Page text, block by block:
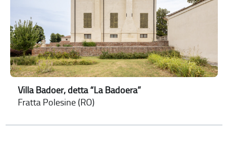
Villa Badoer, detta “La Badoera”
Fratta Polesine (RO)